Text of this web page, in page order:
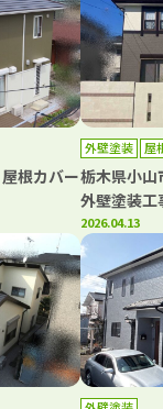
根カバー
外壁塗装 屋
栃木県小山
外壁塗装工
2026.04.13